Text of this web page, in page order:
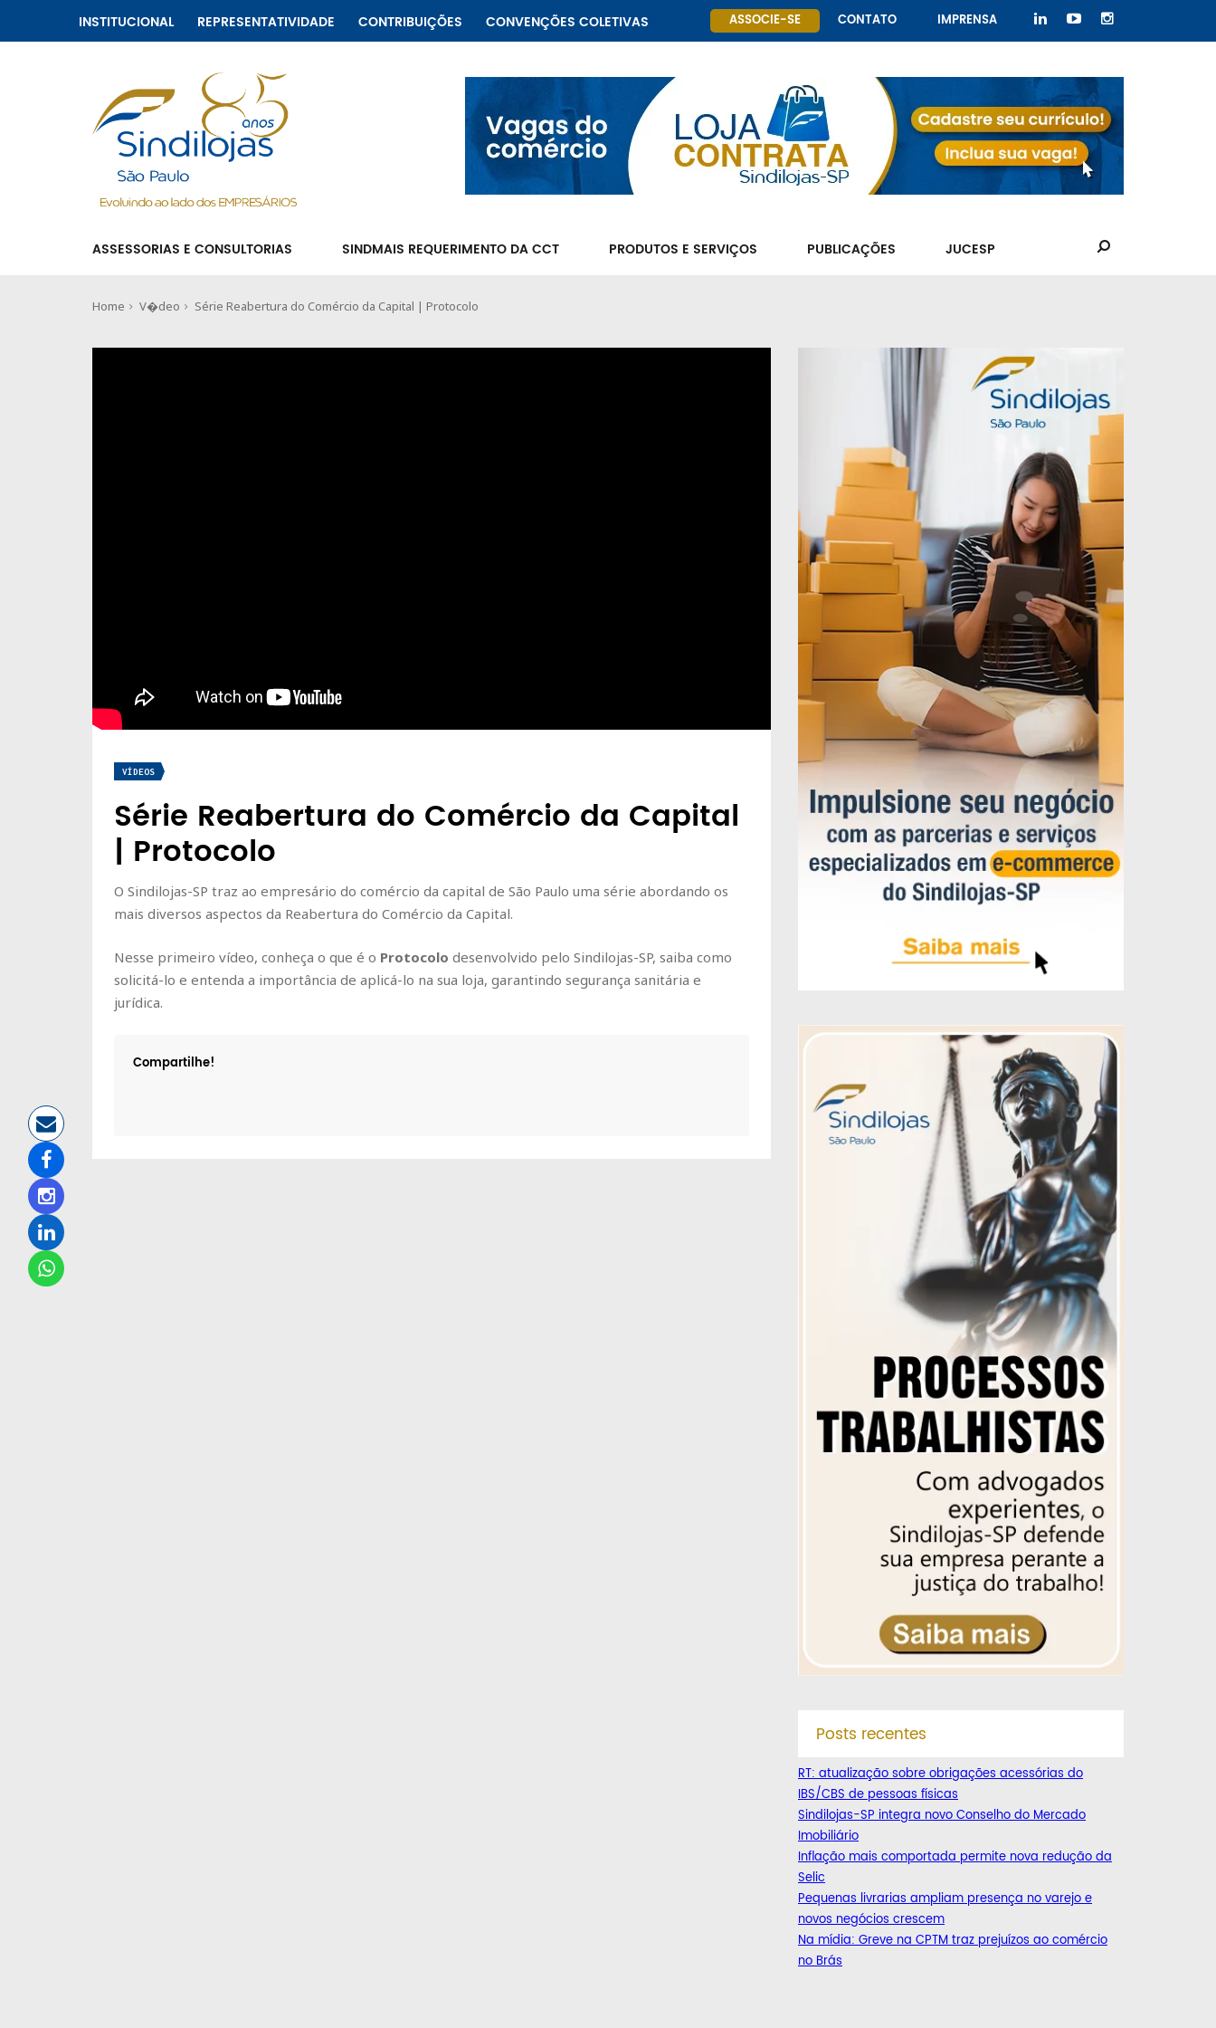
INSTITUCIONAL REPRESENTATIVIDADE CONTRIBUIÇÕES CONVENÇÕES COLETIVAS ASSOCIE-SE CONTATO IMPRENSA
ASSESSORIAS E CONSULTORIAS SINDMAIS REQUERIMENTO DA CCT PRODUTOS E SERVIÇOS PUBLICAÇÕES JUCESP
Home V�deo Série Reabertura do Comércio da Capital | Protocolo
VÍDEOS
Série Reabertura do Comércio da Capital
| Protocolo
O Sindilojas-SP traz ao empresário do comércio da capital de São Paulo uma série abordando os
mais diversos aspectos da Reabertura do Comércio da Capital.
Nesse primeiro vídeo, conheça o que é o Protocolo desenvolvido pelo Sindilojas-SP, saiba como
solicitá-lo e entenda a importância de aplicá-lo na sua loja, garantindo segurança sanitária e
jurídica.
Compartilhe!
Posts recentes
RT: atualização sobre obrigações acessórias do
IBS/CBS de pessoas físicas
Sindilojas-SP integra novo Conselho do Mercado
Imobiliário
Inflação mais comportada permite nova redução da
Selic
Pequenas livrarias ampliam presença no varejo e
novos negócios crescem
Na mídia: Greve na CPTM traz prejuízos ao comércio
no Brás